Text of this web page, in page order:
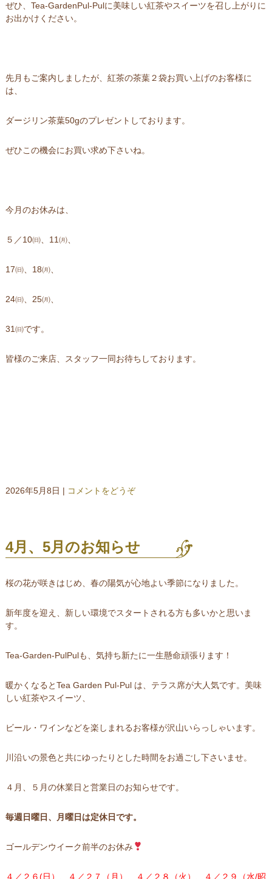
ぜひ、Tea-GardenPul-Pulに美味しい紅茶やスイーツを召し上がりに
お出かけください。
先月もご案内しましたが、紅茶の茶葉２袋お買い上げのお客様に
は、
ダージリン茶葉50gのプレゼントしております。
ぜひこの機会にお買い求め下さいね。
今月のお休みは、
５／10㈰、11㈪、
17㈰、18㈪、
24㈰、25㈪、
31㈰です。
皆様のご来店、スタッフ一同お待ちしております。
2026年5月8日 | コメントをどうぞ
4月、5月のお知らせ
桜の花が咲きはじめ、春の陽気が心地よい季節になりました。
新年度を迎え、新しい環境でスタートされる方も多いかと思いま
す。
Tea-Garden-PulPulも、気持ち新たに一生懸命頑張ります！
暖かくなるとTea Garden Pul-Pul は、テラス席が大人気です。美味
しい紅茶やスイーツ、
ビール・ワインなどを楽しまれるお客様が沢山いらっしゃいます。
川沿いの景色と共にゆったりとした時間をお過ごし下さいませ。
４月、５月の休業日と営業日のお知らせです。
毎週日曜日、月曜日は定休日です。
ゴールデンウイーク前半のお休み
４／２６(日）、４／２７（月）、４／２８（火）、４／２９（水/昭